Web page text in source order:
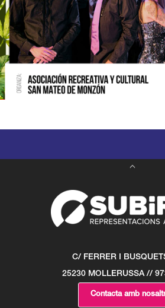
C/ FERRER I
25230 MOLLERUSSA //
Contacta amb